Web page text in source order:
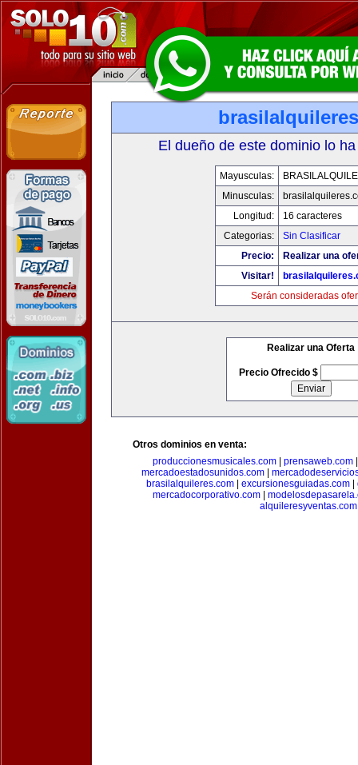
El dueño de este dominio lo
Mayusculas:
Minusculas:
Longitud:
16 caracteres
Categorias:
Sin Clasificar
Precio:
Realizar una
Visitar!
Serán consideradas
Realizar una Oferta
Precio Ofrecido $
Otros dominios en venta:
produccionesmusicales.com
prensaweb.com
mercadoestadosunidos.com
brasilalquileres.com
excursionesguiadas.com
mercadocorporativo.com|
alquileresyventas.com